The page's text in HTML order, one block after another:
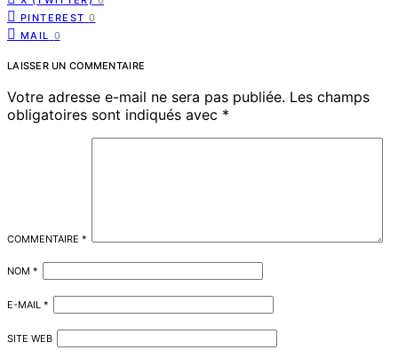
PINTEREST 0
MAIL 0
LAISSER UN COMMENTAIRE
Votre adresse e-mail ne sera pas publiée. Les champs
obligatoires sont indiqués avec *
COMMENTAIRE *
NOM *
E-MAIL *
SITE WEB